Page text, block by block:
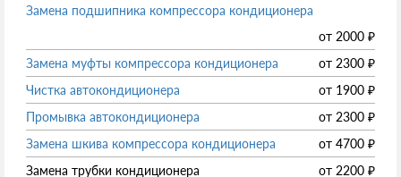
Замена подшипника компрессора кондиционера
от 2000 ₽
Замена муфты компрессора кондиционера
от 2300 ₽
Чистка автокондиционера
от 1900 ₽
Промывка автокондиционера
от 2300 ₽
Замена шкива компрессора кондиционера
от 4700 ₽
Замена трубки кондиционера
от 2200 ₽